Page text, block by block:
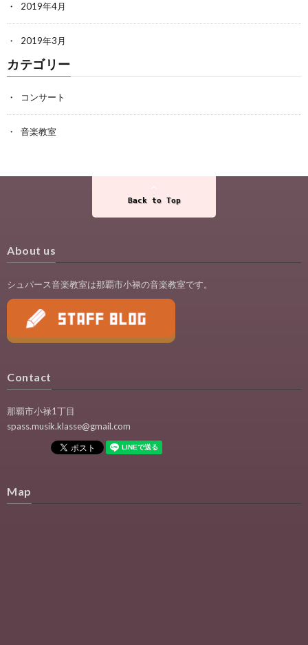
2019年4月
2019年3月
カテゴリー
コンサート
音楽教室
Back to Top
About us
シュパース音楽教室は那覇市小禄の音楽教室です。
Contact
那覇市小禄1丁目
spass.musik.klasse@gmail.com
Map